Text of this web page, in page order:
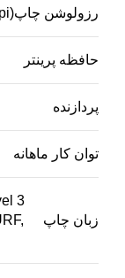
رزولوشن چاپ(dpi)
حافظه پرینتر
پردازنده
توان کار ماهانه
زبان چاپ
3